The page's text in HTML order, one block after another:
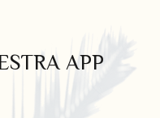
APP